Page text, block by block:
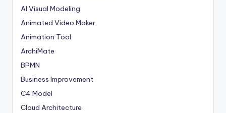
AI Visual Modeling
Animated Video Maker
Animation Tool
ArchiMate
BPMN
Business Improvement
C4 Model
Cloud Architecture